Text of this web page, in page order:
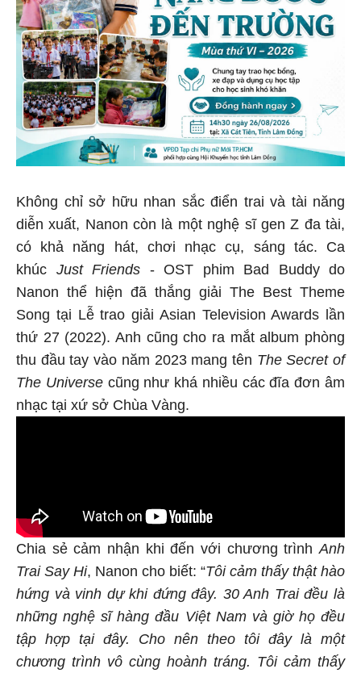
Không chỉ sở hữu nhan sắc điển trai và tài năng
diễn xuất, Nanon còn là một nghệ sĩ gen Z đa tài,
có khả năng hát, chơi nhạc cụ, sáng tác. Ca
khúc Just Friends - OST phim Bad Buddy do
Nanon thể hiện đã thắng giải The Best Theme
Song tại Lễ trao giải Asian Television Awards lần
thứ 27 (2022). Anh cũng cho ra mắt album phòng
thu đầu tay vào năm 2023 mang tên The Secret of
The Universe cũng như khá nhiều các đĩa đơn âm
nhạc tại xứ sở Chùa Vàng.
Chia sẻ cảm nhận khi đến với chương trìnhAnh
Trai Say Hi, Nanon cho biết: “Tôi cảm thấy thật hào
hứng và vinh dự khi đứng đây. 30 Anh Trai đều là
những nghệ sĩ hàng đầu Việt Nam và giờ họ đều
tập hợp tại đây. Cho nên theo tôi đây là một
chương trình vô cùng hoành tráng. Tôi cảm thấy